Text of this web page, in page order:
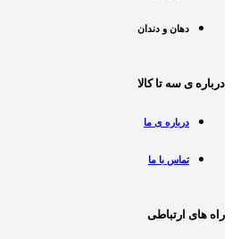
دهان و دندان
درباره ی سه تا کالا
درباره ی ما
تماس با ما
راه های ارتباطی